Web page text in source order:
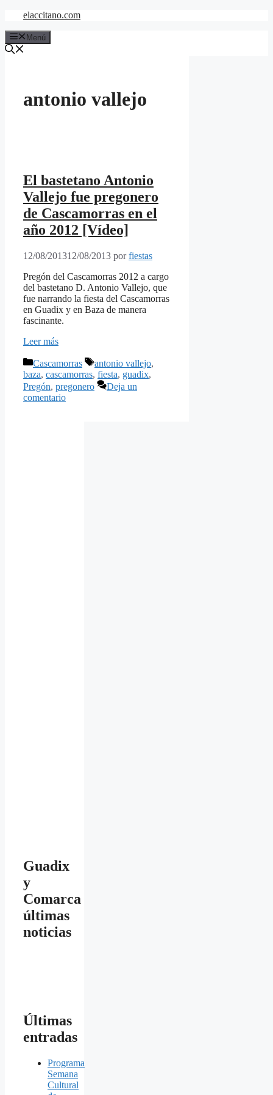
Saltar
contenido
elaccitano.com
Menú
antonio vallejo
El bastetano Antonio
Vallejo fue pregonero
de Cascamorras en el
año 2012 [Vídeo]
12/08/201312/08/2013 porfiestas
Pregón del Cascamorras 2012 a cargo
del bastetano D. Antonio Vallejo, que
fue narrando la fiesta del Cascamorras
en Guadix y en Baza de manera
fascinante.
Leer más
Categorías
Cascamorras Etiquetas
antonio vallejo,
baza, cascamorras, fiesta, guadix,
Pregón, pregonero
Deja un
comentario
Guadix
y
Comarca
últimas
noticias
Últimas
entradas
Programa
Semana
Cultural